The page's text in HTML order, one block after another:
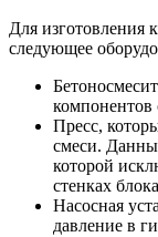
Для изготовления
следующее
компонентов
Пресс,
смеси.
которой
стенках
Насосная
давление в